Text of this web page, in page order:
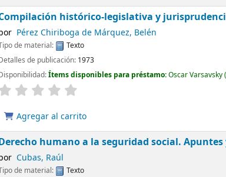
histórico-legislativa y
Pérez Chiriboga de Márquez, Belén
de material:
Texto
de publicación: 1973
Ítems disponibles para préstamo:Oscar Varsavsky
Agregar al carrito
humano a la seguridad social.
Cubas, Raúl
de material:
Texto